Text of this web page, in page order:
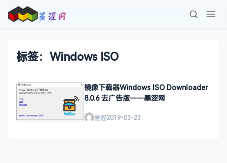
标签：Windows ISO
镜像下载器Windows ISO Downloader
8.0.6 去广告版——墨涩网
墨涩2019-03-23